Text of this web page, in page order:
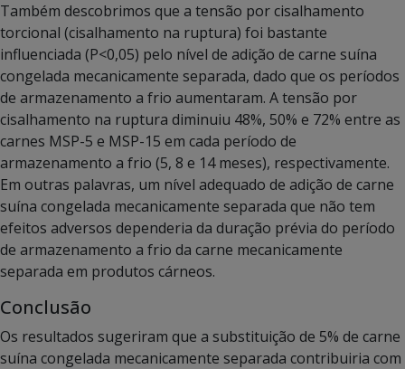
Também descobrimos que a tensão por cisalhamento
torcional (cisalhamento na ruptura) foi bastante
influenciada (P<0,05) pelo nível de adição de carne suína
congelada mecanicamente separada, dado que os períodos
de armazenamento a frio aumentaram. A tensão por
cisalhamento na ruptura diminuiu 48%, 50% e 72% entre as
carnes MSP-5 e MSP-15 em cada período de
armazenamento a frio (5, 8 e 14 meses), respectivamente.
Em outras palavras, um nível adequado de adição de carne
suína congelada mecanicamente separada que não tem
efeitos adversos dependeria da duração prévia do período
de armazenamento a frio da carne mecanicamente
separada em produtos cárneos.
Conclusão
Os resultados sugeriram que a substituição de 5% de carne
suína congelada mecanicamente separada contribuiria com